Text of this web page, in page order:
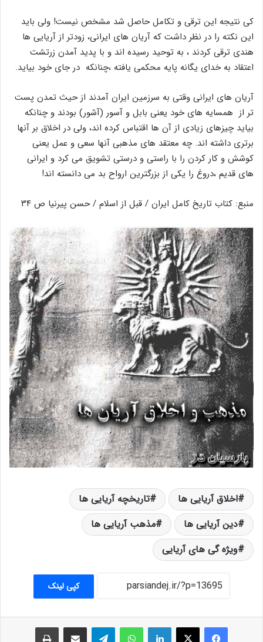
کی نتیجه این ترقی و تکامل حاصل شد مشخص نیست! ولی باید
این نکته را در نظر داشت که آریان های ایرانی، زودتر از آریایی ها
هندی ترقی کردند ، به توحید رسیده اند و با پدید آمدن زرتشت
اعتقاد به خدای یگانه پایه محکمی یافته ،چنانکه در جای خود بیاید.
آریان های ایرانی وقتی به سرزمین ایران آمدند از حیث تمدن پست
تر از همسایه های خود یعنی بابل و آسور (آشور) بودند و چنانکه
بیاید چیزهای زیادی از آن ها اقتباس کرده اند، ولی در اخلاق بر آنها
برتری داشته اند. چه معتقد های مذهبی آنها سعی و عمل یعنی
کوشش و کار کردن را با راستی و درستی تشویق می کرد و ایرانی
های قدیم ،دروغ را یکی از بزرگترین ارواح بد می دانسته اند!
منبع: کتاب تاریخ کامل ایران / قبل از اسلام / حسن پیرنیا ص ۳۴
اخلاق آریایی ها
تاریخچه آریایی ها
دین آریایی ها
مذهب آریایی ها
ویژه گی های آریایی
کپی لینک
فیس بوک X لینکدین واتس آپ تلگرام اشتراک گذاری از طریق ایمیل چاپ